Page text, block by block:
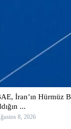
İran’ın Hürmüz
...
8, 2026